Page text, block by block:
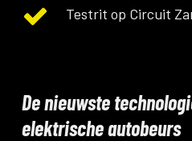
Testrit op Circuit
De nieuwste
elektrische autobeurs